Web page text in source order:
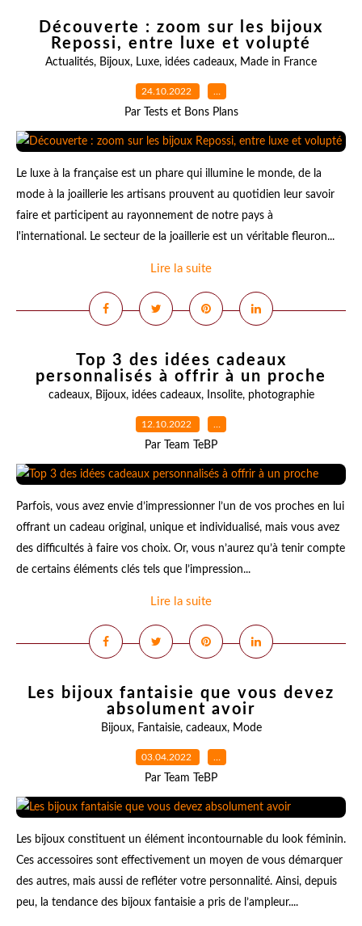
Découverte : zoom sur les bijoux
Repossi, entre luxe et volupté
Actualités, Bijoux, Luxe, idées cadeaux, Made in France
24.10.2022 …
Par Tests et Bons Plans
Le luxe à la française est un phare qui illumine le monde, de la
mode à la joaillerie les artisans prouvent au quotidien leur savoir
faire et participent au rayonnement de notre pays à
l'international. Le secteur de la joaillerie est un véritable fleuron...
Lire la suite
Top 3 des idées cadeaux
personnalisés à offrir à un proche
cadeaux, Bijoux, idées cadeaux, Insolite, photographie
12.10.2022 …
Par Team TeBP
Parfois, vous avez envie d’impressionner l’un de vos proches en lui
offrant un cadeau original, unique et individualisé, mais vous avez
des difficultés à faire vos choix. Or, vous n’aurez qu’à tenir compte
de certains éléments clés tels que l’impression...
Lire la suite
Les bijoux fantaisie que vous devez
absolument avoir
Bijoux, Fantaisie, cadeaux, Mode
03.04.2022 …
Par Team TeBP
Les bijoux constituent un élément incontournable du look féminin.
Ces accessoires sont effectivement un moyen de vous démarquer
des autres, mais aussi de refléter votre personnalité. Ainsi, depuis
peu, la tendance des bijoux fantaisie a pris de l’ampleur....